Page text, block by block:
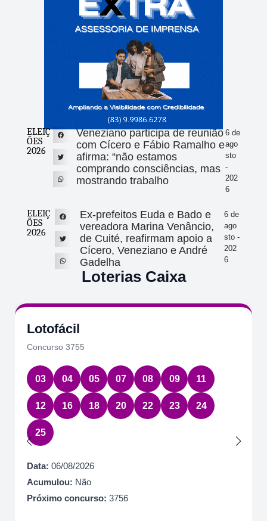
ELEIÇ
ÕES
2026
Veneziano participa de reunião
com Cícero e Fábio Ramalho e
afirma: “não estamos
comprando consciências, mas
mostrando trabalho
6 de
ago
sto
-
202
6
ELEIÇ
ÕES
2026
Ex-prefeitos Euda e Bado e
vereadora Marina Venâncio,
de Cuité, reafirmam apoio a
Cícero, Veneziano e André
Gadelha
6 de
ago
sto -
202
6
Loterias Caixa
Lotofácil
Concurso 3755
03 04 05 07 08 09 11
12 16 18 20 22 23 24
25
Data: 06/08/2026
Acumulou: Não
Próximo concurso: 3756